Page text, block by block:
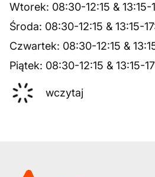
Wtorek: 08:30-12:15 & 13:15-
Środa: 08:30-12:15 & 13:15-
Czwartek: 08:30-12:15 &
Piątek: 08:30-12:15 & 13:15-
wczytaj